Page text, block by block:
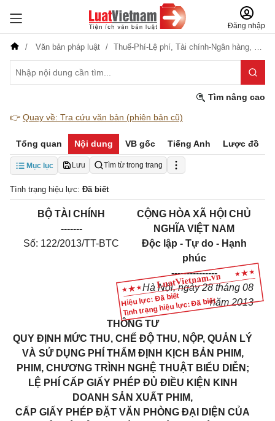
Đăng nhập
Văn bản pháp luật Thuế-Phí-Lệ phí, Tài chính-Ngân hàng, Văn
Tìm nâng cao
👉 Quay về: Tra cứu văn bản (phiên bản cũ)
Tổng quan Nội dung VB gốc Tiếng Anh Lược đồ
Mục lục Lưu Tìm từ trong trang
Tình trạng hiệu lực: Đã biết
Hiệu lực: Đã biết
Tình trạng hiệu lực: Đã biết
BỘ TÀI CHÍNH
-------
Số: 122/2013/TT-BTC
CỘNG HÒA XÃ HỘI CHỦ
NGHĨA VIỆT NAM
Độc lập - Tự do - Hạnh
phúc
---------------
Hà Nội, ngày 28 tháng 08
năm 2013
THÔNG TƯ
QUY ĐỊNH MỨC THU, CHẾ ĐỘ THU, NỘP, QUẢN LÝ
VÀ SỬ DỤNG PHÍ THẨM ĐỊNH KỊCH BẢN PHIM,
PHIM, CHƯƠNG TRÌNH NGHỆ THUẬT BIỂU DIỄN;
LỆ PHÍ CẤP GIẤY PHÉP ĐỦ ĐIỀU KIỆN KINH
DOANH SẢN XUẤT PHIM,
CẤP GIẤY PHÉP ĐẶT VĂN PHÒNG ĐẠI DIỆN CỦA